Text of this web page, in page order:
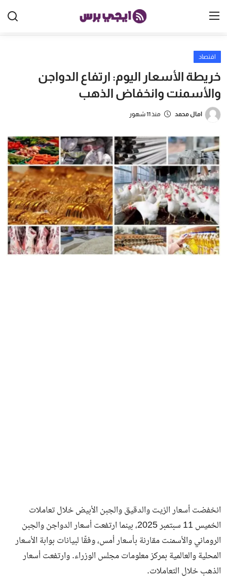
الرئيسية
مصر
الخليج
الرياضة
اقتصاد
تكنولوجيا
منوعات
فن وثقافة
اقتصاد
خريطة الأسعار اليوم: ارتفاع الدواجن
والأسمنت وانخفاض الذهب
امال محمد منذ 11 شهور
انخفضت أسعار الزيت والدقيق والجبن الأبيض خلال تعاملات
الخميس 11 سبتمبر 2025، بينما ارتفعت أسعار الدواجن والجبن
الروماني والأسمنت مقارنة بأسعار أمس، وفقًا لبيانات بوابة الأسعار
المحلية والعالمية بمركز معلومات مجلس الوزراء. وارتفعت أسعار
الذهب خلال التعاملات.